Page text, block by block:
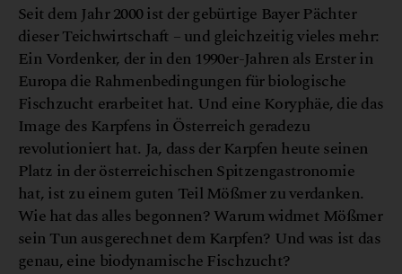
Seit dem Jahr 2000 ist der gebürtige Bayer Pächter
dieser Teichwirtschaft – und gleichzeitig vieles mehr:
Ein Vordenker, der in den 1990er-Jahren als Erster in
Europa die Rahmenbedingungen für biologische
Fischzucht erarbeitet hat. Und eine Koryphäe, die das
Image des Karpfens in Österreich geradezu
revolutioniert hat. Ja, dass der Karpfen heute seinen
Platz in der österreichischen Spitzengastronomie
hat, ist zu einem guten Teil Mößmer zu verdanken.
Wie hat das alles begonnen? Warum widmet Mößmer
sein Tun ausgerechnet dem Karpfen? Und was ist das
genau, eine biodynamische Fischzucht?